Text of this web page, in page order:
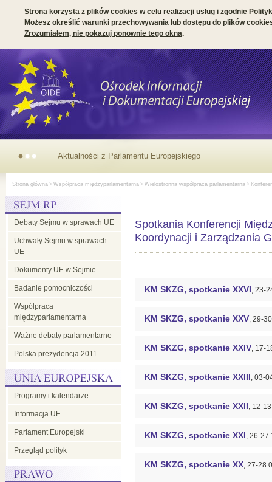
Strona korzysta z plików cookies w celu realizacji usług i zgodnie
Możesz określić warunki przechowywania lub dostępu do plików
Zrozumiałem, nie pokazuj ponownie tego okna.
Aktualności
Parlamentu
Strona główna > Współpraca międzyparlamentarna > Wielostronna współpraca parlamentarna >
Debaty Sejmu w sprawach UE
Uchwały Sejmu w sprawach
UE
Dokumenty UE w Sejmie
Badanie pomocniczości
Współpraca
międzyparlamentarna
Ważne debaty parlamentarne
Polska prezydencja 2011
Programy i kalendarze
Informacja UE
Parlament Europejski
Przegląd polityk
Spotkania Konferencji
Koordynacji i Zarządzania
KM SKZG, spotkanie XXVI, 23-
KM SKZG, spotkanie XXV, 29-
KM SKZG, spotkanie XXIV, 17-
KM SKZG, spotkanie XXIII, 03-
KM SKZG, spotkanie XXII, 12-
KM SKZG, spotkanie XXI, 26-
KM SKZG, spotkanie XX, 27-